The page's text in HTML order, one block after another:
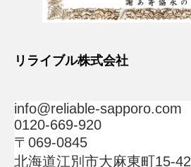
リライブル株式会社
info@reliable-sapporo.com
0120-669-920
〒069-0845
北海道江別市大麻東町15-42